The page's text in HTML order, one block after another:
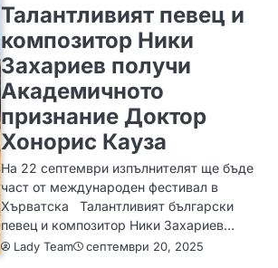
Талантливият певец и
композитор Ники
Захариев получи
Академичното
признание Доктор
Хонорис Кауза
На 22 септември изпълнителят ще бъде
част от международен фестивал в
Хърватска Талантливият български
певец и композитор Ники Захариев…
Lady Team септември 20, 2025